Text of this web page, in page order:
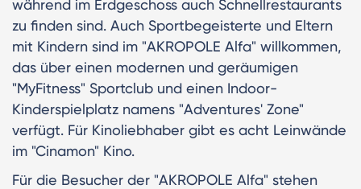
während im Erdgeschoss auch Schnellrestaurants
zu finden sind. Auch Sportbegeisterte und Eltern
mit Kindern sind im "AKROPOLE Alfa" willkommen,
das über einen modernen und geräumigen
"MyFitness" Sportclub und einen Indoor-
Kinderspielplatz namens "Adventures' Zone"
verfügt. Für Kinoliebhaber gibt es acht Leinwände
im "Cinamon" Kino.
Für die Besucher der "AKROPOLE Alfa" stehen